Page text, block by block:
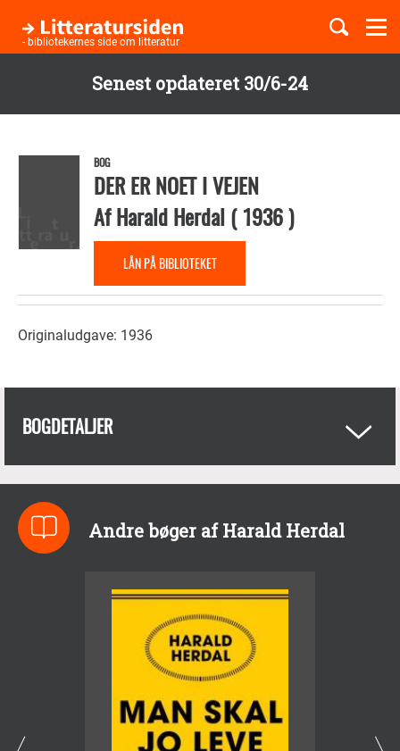
Senest opdateret 30/6-24
hovedindhold
- bibliotekernes side om litteratur
Børnebøger
Temaer
BOG
DER ER NOET I VEJEN
AfHarald Herdal (1936)
LÅN PÅ BIBLIOTEKET
Originaludgave: 1936
BOGDETALJER
Andre bøger af Harald Herdal